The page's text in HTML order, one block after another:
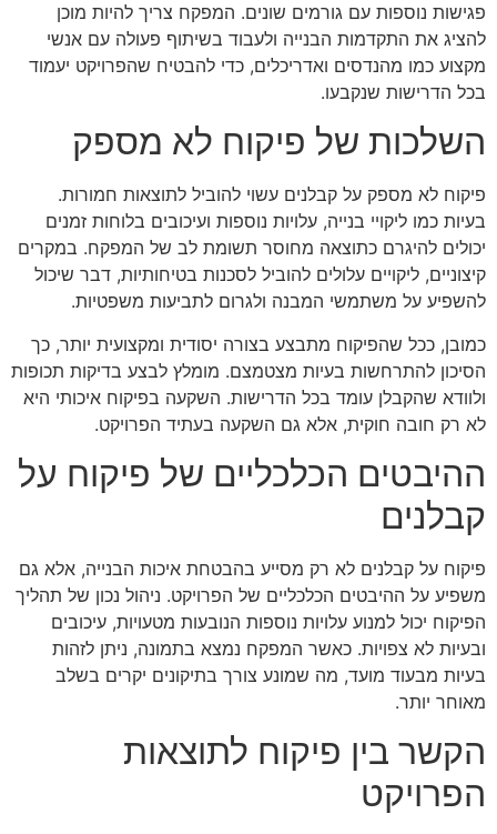
פגישות נוספות עם גורמים שונים. המפקח צריך להיות מוכן
להציג את התקדמות הבנייה ולעבוד בשיתוף פעולה עם אנשי
מקצוע כמו מהנדסים ואדריכלים, כדי להבטיח שהפרויקט יעמוד
בכל הדרישות שנקבעו.
השלכות של פיקוח לא מספק
פיקוח לא מספק על קבלנים עשוי להוביל לתוצאות חמורות.
בעיות כמו ליקויי בנייה, עלויות נוספות ועיכובים בלוחות זמנים
יכולים להיגרם כתוצאה מחוסר תשומת לב של המפקח. במקרים
קיצוניים, ליקויים עלולים להוביל לסכנות בטיחותיות, דבר שיכול
להשפיע על משתמשי המבנה ולגרום לתביעות משפטיות.
כמובן, ככל שהפיקוח מתבצע בצורה יסודית ומקצועית יותר, כך
הסיכון להתרחשות בעיות מצטמצם. מומלץ לבצע בדיקות תכופות
ולוודא שהקבלן עומד בכל הדרישות. השקעה בפיקוח איכותי היא
לא רק חובה חוקית, אלא גם השקעה בעתיד הפרויקט.
ההיבטים הכלכליים של פיקוח על
קבלנים
פיקוח על קבלנים לא רק מסייע בהבטחת איכות הבנייה, אלא גם
משפיע על ההיבטים הכלכליים של הפרויקט. ניהול נכון של תהליך
הפיקוח יכול למנוע עלויות נוספות הנובעות מטעויות, עיכובים
ובעיות לא צפויות. כאשר המפקח נמצא בתמונה, ניתן לזהות
בעיות מבעוד מועד, מה שמונע צורך בתיקונים יקרים בשלב
מאוחר יותר.
הקשר בין פיקוח לתוצאות
הפרויקט